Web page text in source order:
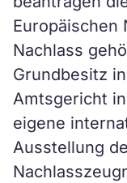
Europäischen
Nachlass
Grundbesitz
Amtsgericht
eigene
Ausstellung